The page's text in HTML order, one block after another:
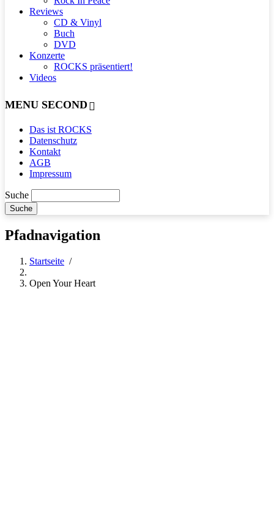
Reviews
CD & Vinyl
Buch
DVD
Konzerte
ROCKS präsentiert!
Videos
MENU SECOND
Das ist ROCKS
Datenschutz
Kontakt
AGB
Impressum
Suche
Pfadnavigation
Startseite /
Open Your Heart